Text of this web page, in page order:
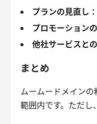
プランの見直し：
プロモーション
他社サービスと
まとめ
ムームードメイン
範囲内です。ただし